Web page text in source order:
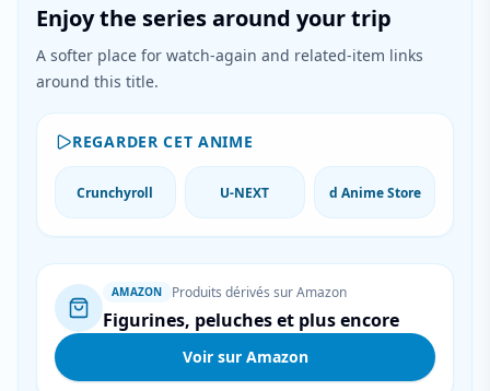
Enjoy the series around your trip
A softer place for watch-again and related-item links
around this title.
REGARDER CET ANIME
Crunchyroll U-NEXT d Anime Store
AMAZON Produits dérivés sur Amazon
Figurines, peluches et plus encore
Voir sur Amazon